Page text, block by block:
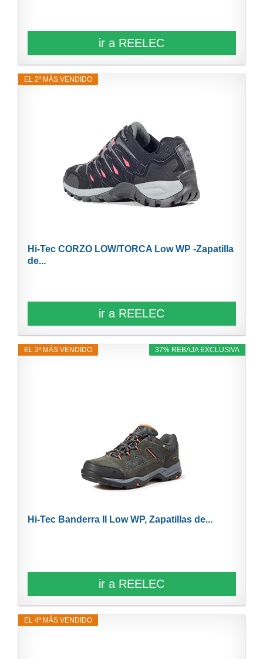
ir a REELEC
EL 2º MÁS VENDIDO
Hi-Tec CORZO LOW/TORCA Low WP -Zapatilla
de...
ir a REELEC
37% REBAJA EXCLUSIVA
EL 3º MÁS VENDIDO
Hi-Tec Banderra II Low WP, Zapatillas de...
ir a REELEC
EL 4º MÁS VENDIDO